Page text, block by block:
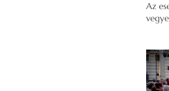
Az